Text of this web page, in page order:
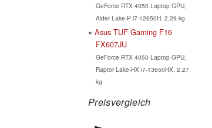
GeForce RTX 4050 Laptop GPU,
Alder Lake-P i7-12650H, 2.29 kg
Asus TUF Gaming F16
FX607JU
GeForce RTX 4050 Laptop GPU,
Raptor Lake-HX i7-13650HX, 2.27
kg
Preisvergleich